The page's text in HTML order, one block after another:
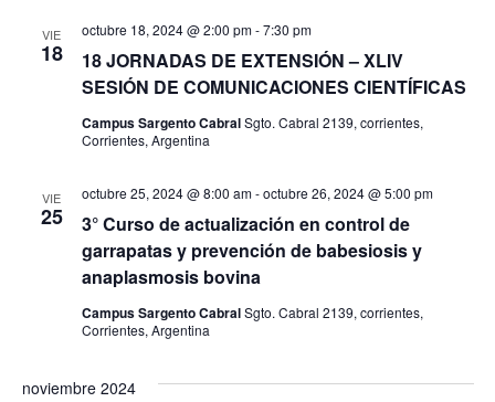
VIE
18
18 JORNADAS DE EXTENSIÓN – XLIV
SESIÓN DE COMUNICACIONES CIENTÍFICAS
octubre 18, 2024 @ 2:00 pm-7:30 pm
Campus Sargento CabralSgto. Cabral 2139, corrientes,
Corrientes, Argentina
VIE
25
3° Curso de actualización en control de
garrapatas y prevención de babesiosis y
anaplasmosis bovina
octubre 25, 2024 @ 8:00 am-octubre 26, 2024 @ 5:00 pm
Campus Sargento CabralSgto. Cabral 2139, corrientes,
Corrientes, Argentina
noviembre 2024